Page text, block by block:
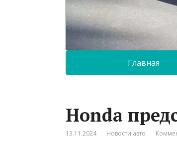
Главная
Honda
13.11.2024 Новости авто